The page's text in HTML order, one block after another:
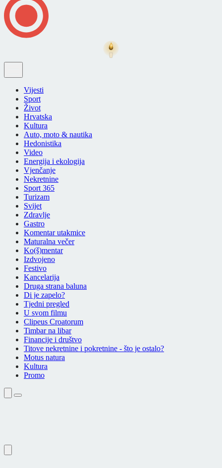
Vijesti
Sport
Život
Hrvatska
Kultura
Auto, moto & nautika
Hedonistika
Video
Energija i ekologija
Vjenčanje
Nekretnine
Sport 365
Turizam
Svijet
Zdravlje
Gastro
Komentar utakmice
Maturalna večer
Ko(š)mentar
Izdvojeno
Festivo
Kancelarija
Druga strana baluna
Di je zapelo?
Tjedni pregled
U svom filmu
Clipeus Croatorum
Timbar na libar
Financije i društvo
Titove nekretnine i pokretnine - što je ostalo?
Motus natura
Kultura
Promo